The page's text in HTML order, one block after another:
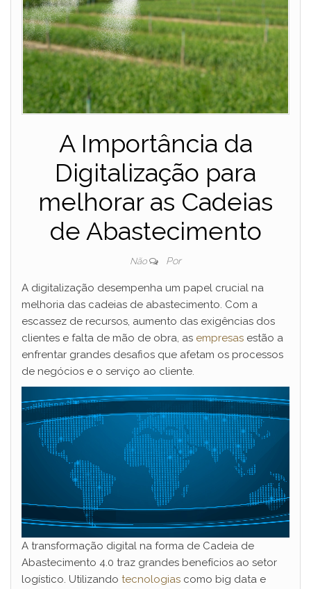
A Importância da
Digitalização para
melhorar as Cadeias
de Abastecimento
Não Por
A digitalização desempenha um papel crucial na
melhoria das cadeias de abastecimento. Com a
escassez de recursos, aumento das exigências dos
clientes e falta de mão de obra, as empresas estão a
enfrentar grandes desafios que afetam os processos
de negócios e o serviço ao cliente.
A transformação digital na forma de Cadeia de
Abastecimento 4.0 traz grandes benefícios ao setor
logístico. Utilizando tecnologias como big data e